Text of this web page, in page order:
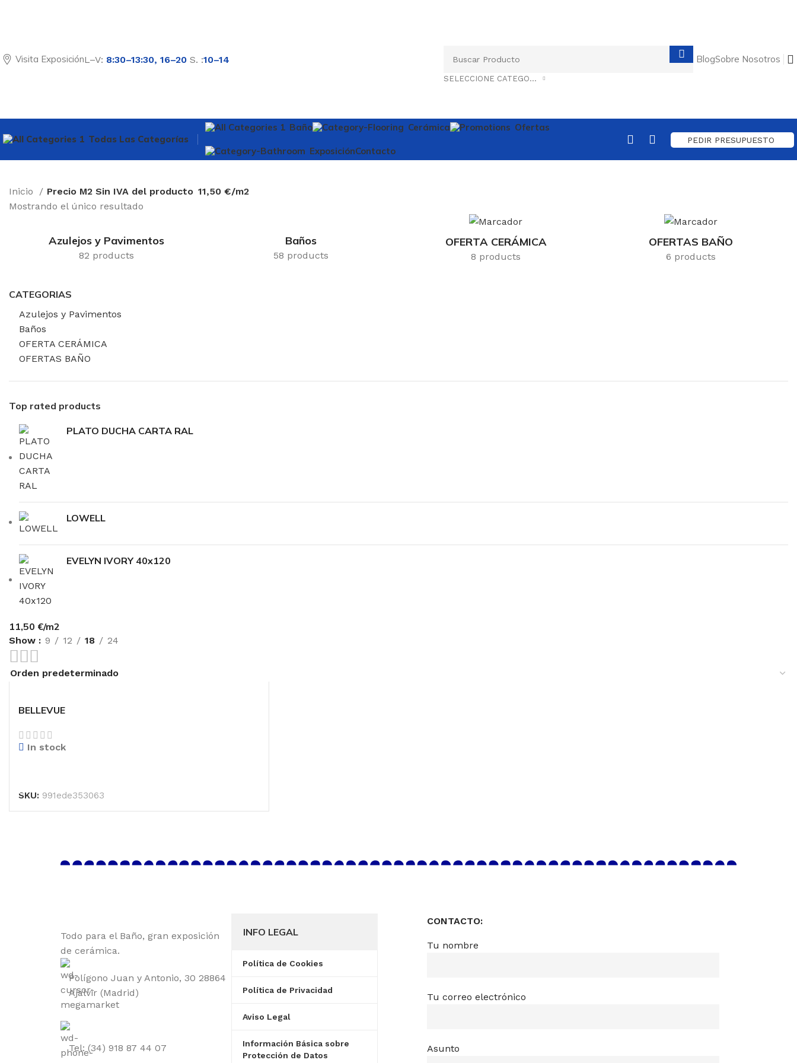
Visita ExposiciónL–V: 8:30–13:30, 16–20 S. :10–14
SELECCIONE CATEGORÍA
BlogSobre Nosotros
Todas Las Categorías
Baño Cerámica Ofertas
ExposiciónContacto
PEDIR PRESUPUESTO
Inicio Precio M2 Sin IVA del producto 11,50 €/m2
Mostrando el único resultado
Azulejos y Pavimentos
82 products
Baños
58 products
OFERTA CERÁMICA
8 products
OFERTAS BAÑO
6 products
CATEGORIAS
Azulejos y Pavimentos
Baños
OFERTA CERÁMICA
OFERTAS BAÑO
Top rated products
PLATO DUCHA CARTA RAL
LOWELL
EVELYN IVORY 40x120
11,50 €/m2
Show 9 12 18 24
11,50 €/M2
BELLEVUE
In stock
SKU: 991ede353063
Todo para el Baño, gran exposición
de cerámica.
Polígono Juan y Antonio, 30 28864
Ajalvir (Madrid)
Tel: (34) 918 87 44 07
INFO LEGAL
Política de Cookies
Política de Privacidad
Aviso Legal
Información Básica sobre
Protección de Datos
CONTACTO:
Tu nombre
Tu correo electrónico
Asunto